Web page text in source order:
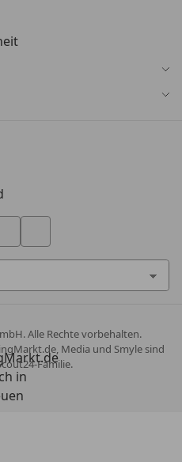
Alle Rechte vorbehalten.
Media und Smyle sind
Familie.